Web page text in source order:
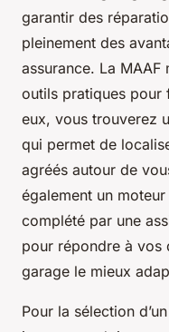
garantir des
pleinement des
assurance. La
outils pratiques pour
eux, vous trouverez
qui permet de
agréés autour de
également un
complété par une
pour répondre à vos
garage le mieux
Pour la sélection